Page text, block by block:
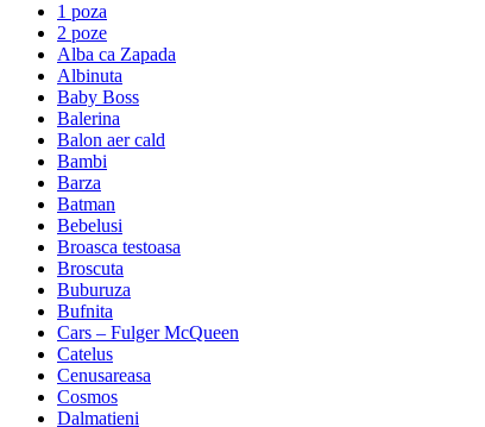
1 poza
2 poze
Alba ca Zapada
Albinuta
Baby Boss
Balerina
Balon aer cald
Bambi
Barza
Batman
Bebelusi
Broasca testoasa
Broscuta
Buburuza
Bufnita
Cars – Fulger McQueen
Catelus
Cenusareasa
Cosmos
Dalmatieni